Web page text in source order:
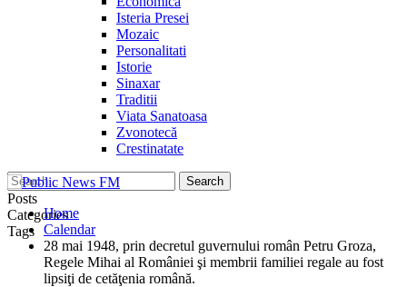
Isteria Presei
Mozaic
Personalitati
Istorie
Sinaxar
Traditii
Viata Sanatoasa
Zvonotecă
Crestinatate
Posts
Categories
Tags
Home
Calendar
28 mai 1948, prin decretul guvernului român Petru Groza,
Regele Mihai al României şi membrii familiei regale au fost
lipsiţi de cetăţenia română.